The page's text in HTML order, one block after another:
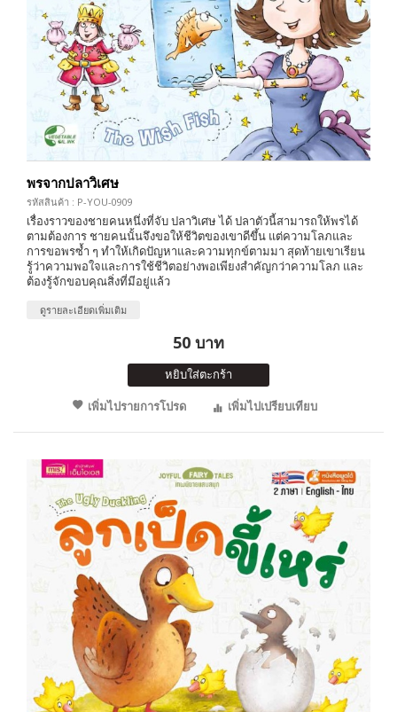
พรจากปลาวิเศษ
รหัสสินค้า : P-YOU-0909
เรื่องราวของชายคนหนึ่งที่จับ ปลาวิเศษ ได้ ปลาตัวนี้สามารถให้พรได้
ตามต้องการ ชายคนนั้นจึงขอให้ชีวิตของเขาดีขึ้น แต่ความโลภและ
การขอพรซ้ำ ๆ ทำให้เกิดปัญหาและความทุกข์ตามมา สุดท้ายเขาเรียน
รู้ว่าความพอใจและการใช้ชีวิตอย่างพอเพียงสำคัญกว่าความโลภ และ
ต้องรู้จักขอบคุณสิ่งที่มีอยู่แล้ว
ดูรายละเอียดเพิ่มเติม
50 บาท
หยิบใส่ตะกร้า
เพิ่มไปรายการโปรด
เพิ่มไปเปรียบเทียบ